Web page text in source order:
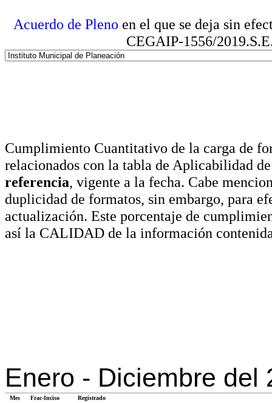
Acuerdo de Pleno en el que se deja sin
CEGAIP-1556/
Cumplimiento Cuantitativo de la carga de
relacionados con la tabla de Aplicabilidad
referencia, vigente a la fecha. Cabe
duplicidad de formatos, sin embargo, para
actualización. Este porcentaje de
así la CALIDAD de la información
Enero - Diciembre del
Mes Frac-Inciso Registrado